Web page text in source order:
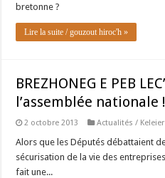
bretonne ?
Lire la suite / gouzout hiroc'h »
BREZHONEG E PEB
l’assemblée nationale !
2 octobre 2013 Actualités / Keleier
Alors que les Députés débattaient
sécurisation de la vie des
fait une...